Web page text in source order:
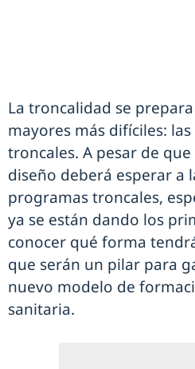
La troncalidad se
mayores más difíciles:
troncales. A pesar de
diseño deberá esperar a
programas troncales,
ya se están dando los
conocer qué forma
que serán un pilar para
nuevo modelo de
sanitaria.